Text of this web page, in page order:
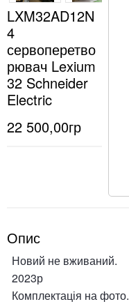
LXM32AD12N
4
сервоперетво
рювач Lexium
32 Schneider
Electric
22 500,00гр
Опис
Новий не вживаний.
2023р
Комплектація на фото.